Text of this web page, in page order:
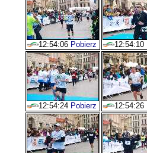
12:54:06 Pobierz 12:54:10
12:54:24 Pobierz 12:54:26